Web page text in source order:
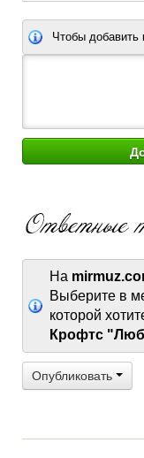
Чтобы добавить
На
Выберите в
которой
Крофтс
Опубликовать